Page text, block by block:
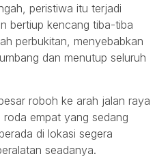
peristiwa itu terjadi
bertiup kencang tiba-tiba
perbukitan, menyebabkan
dan menutup seluruh
roboh ke arah jalan raya
empat yang sedang
di lokasi segera
seadanya.